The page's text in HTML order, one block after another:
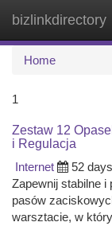
bizlinkdirectory
Home
1
Zestaw 12
i Regulacja
Internet
52
Zapewnij stabilne
pasów
warsztacie, w